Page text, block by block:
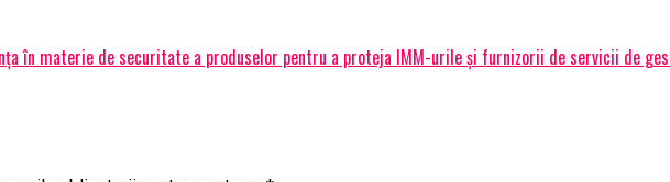
în materie de securitate a produselor pentru a proteja IMM-urile și furnizorii de servicii de